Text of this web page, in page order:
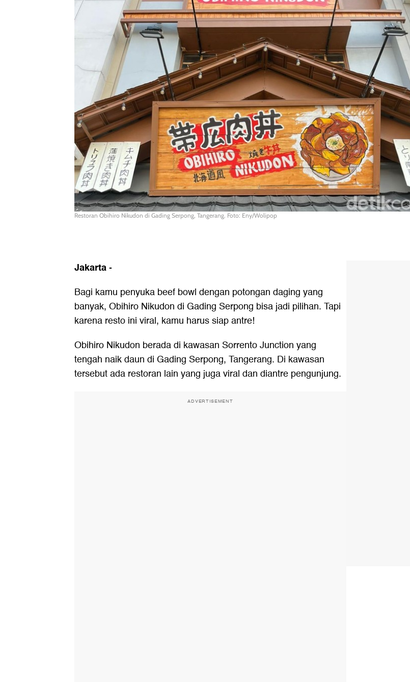
Restoran Obihiro Nikudon di Gading Serpong, Tangerang. Foto: Eny/Wolipop
Jakarta-
Bagi kamu penyuka beef bowl dengan potongan daging yang
banyak, Obihiro Nikudon di Gading Serpong bisa jadi pilihan. Tapi
karena resto ini viral, kamu harus siap antre!
Obihiro Nikudon berada di kawasan Sorrento Junction yang
tengah naik daun di Gading Serpong, Tangerang. Di kawasan
tersebut ada restoran lain yang juga viral dan diantre pengunjung.
ADVERTISEMENT